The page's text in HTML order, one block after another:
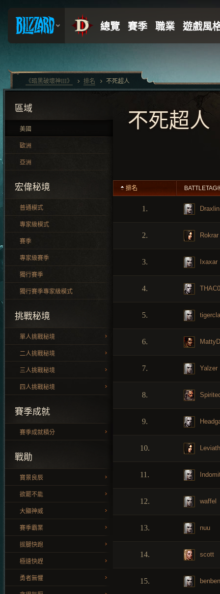
區域
美國
歐洲
亞洲
宏偉秘境
普通模式
專家級模式
賽季
專家級賽季
獨行賽季
獨行賽季專家級模式
挑戰秘境
單人挑戰秘境
二人挑戰秘境
三人挑戰秘境
四人挑戰秘境
賽季成就
賽季成就積分
戰勛
寶景良辰
欲罷不能
大顯神威
賽季霸業
拔腿快跑
極速快趕
勇者無懼
不死超人
排名
1. Draxlin
2. Rokrar
3. Ixaxar
4. THAC0
5.
6.
7. Yalzer
8.
9.
10.
11.
12. waffel
13. nuu
14. scott
15. benben
《暗黑破壞神III》 排名 不死超人